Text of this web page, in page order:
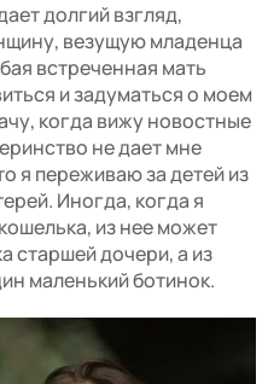
долгий взгляд,
везущую младенца
встреченная мать
и задуматься о моем
когда вижу новостные
не дает мне
я переживаю за детей из
Иногда, когда я
из нее может
старшей дочери, а из
маленький ботинок.